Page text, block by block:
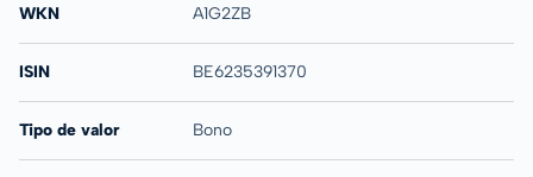
WKN A1G2ZB
ISIN BE6235391370
Tipo de valor Bono